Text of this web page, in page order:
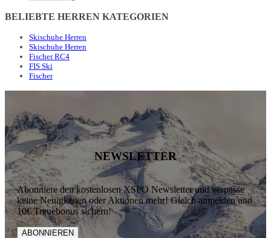
BELIEBTE HERREN KATEGORIEN
Skischuhe Herren
Skischuhe Herren
Fischer RC4
FIS Ski
Fischer
NEWSLETTER
Abonniere den kostenlosen XSPO Newsletter und verpasse
keine Neuigkeiten oder Aktionen mehr! Gleich anmelden und
10€ Treuebonus sichern!
ABONNIEREN